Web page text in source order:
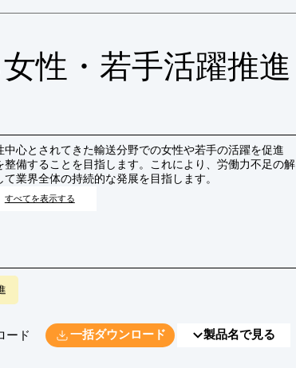
性・若手活躍推進
心とされてきた輸送分野での女性や若手の活躍を促進
備することを目指します。これにより、労働力不足の解
業界全体の持続的な発展を目指します。
すべてを表示する
ード 一括ダウンロード 製品名で見る